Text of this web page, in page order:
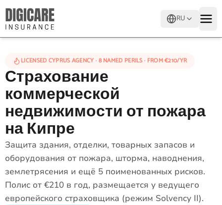
RU
LICENSED CYPRUS AGENCY · 8 NAMED PERILS · FROM €210/YR
Страхование
коммерческой
недвижимости от пожара
на Кипре
Защита здания, отделки, товарных запасов и
оборудования от пожара, шторма, наводнения,
землетрясения и ещё 5 поименованных рисков.
Полис от €210 в год, размещается у ведущего
европейского страховщика (режим Solvency II).